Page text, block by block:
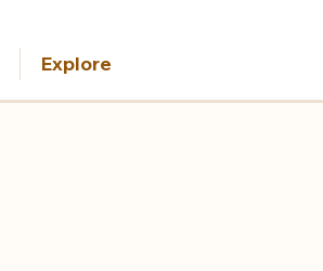
Explore